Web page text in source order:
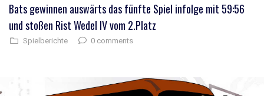
Bats gewinnen auswärts das fünfte Spiel infolge mit 59:56
und stoßen Rist Wedel IV vom 2.Platz
Spielberichte 0 comments